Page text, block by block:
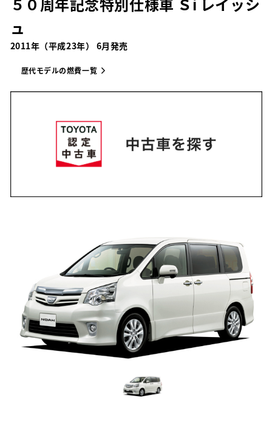
ュ
2011年（平成23年） 6月発売
歴代モデルの燃費一覧